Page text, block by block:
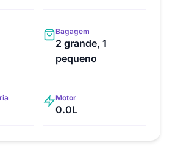
Bagagem
2 grande, 1
pequeno
Motor
0.0L